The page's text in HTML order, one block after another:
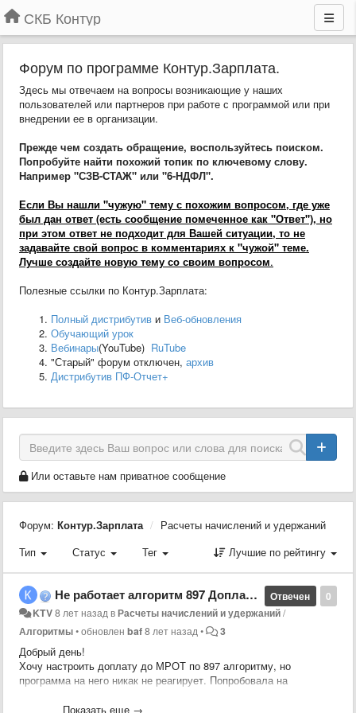
СКБ Контур
Форум по программе Контур.Зарплата.
Здесь мы отвечаем на вопросы возникающие у наших
пользователей или партнеров при работе с программой или при
внедрении ее в организации.
Прежде чем создать обращение, воспользуйтесь поиском.
Попробуйте найти похожий топик по ключевому слову.
Например "СЗВ-СТАЖ" или "6-НДФЛ".
Если Вы нашли "чужую" тему с похожим вопросом, где уже
был дан ответ (есть сообщение помеченное как "Ответ"), но
при этом ответ не подходит для Вашей ситуации, то не
задавайте свой вопрос в комментариях к "чужой" теме.
Лучше создайте новую тему со своим вопросом.
Полезные ссылки по Контур.Зарплата:
Полный дистрибутив и Веб-обновления
Обучающий урок
Вебинары(YouTube) RuTube
"Старый" форум отключен, архив
Дистрибутив ПФ-Отчет+
Или оставьте нам приватное сообщение
Форум: Контур.Зарплата
Расчеты начислений и удержаний
Тип
Статус Тег Лучшие по рейтингу
0
Отвечен
Не работает алгоритм 897 Доплата до МРОТ
KTV8 лет назадвРасчеты начислений и удержаний/
Алгоритмы•обновлен baf8 лет назад• 3
Добрый день!
Хочу настроить доплату до МРОТ по 897 алгоритму, но
программа на него никак не реагирует. Попробовала на
НО! в том же Raschet у меня развернут поставочный ZPL, в нем
Показать еще →